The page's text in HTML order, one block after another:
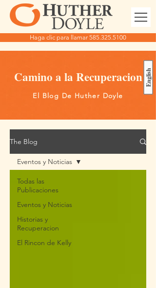
Haga clic para llamar 585.325.5100
The Blog
Todas las
Publicaciones
Eventos y Noticias
Historias y
Recuperacion
El Rincon de Kelly
Eventos y Noticias
Camino a la Recuperacion
El Blog De Huther Doyle
English